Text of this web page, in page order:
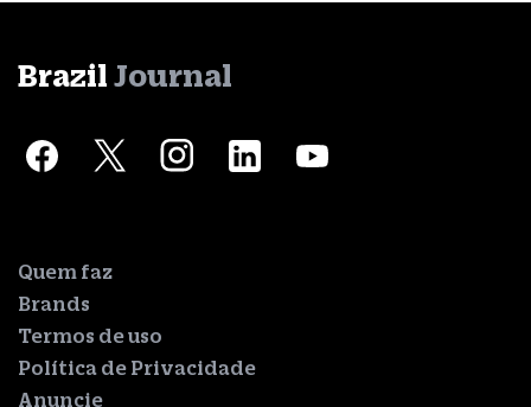
Brazil Journal
Quem faz
Brands
Termos de uso
Política de Privacidade
Anuncie